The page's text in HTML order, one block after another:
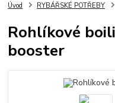
Úvod RYBÁŘSKÉ POTŘEBY
Rohlíkové
booster